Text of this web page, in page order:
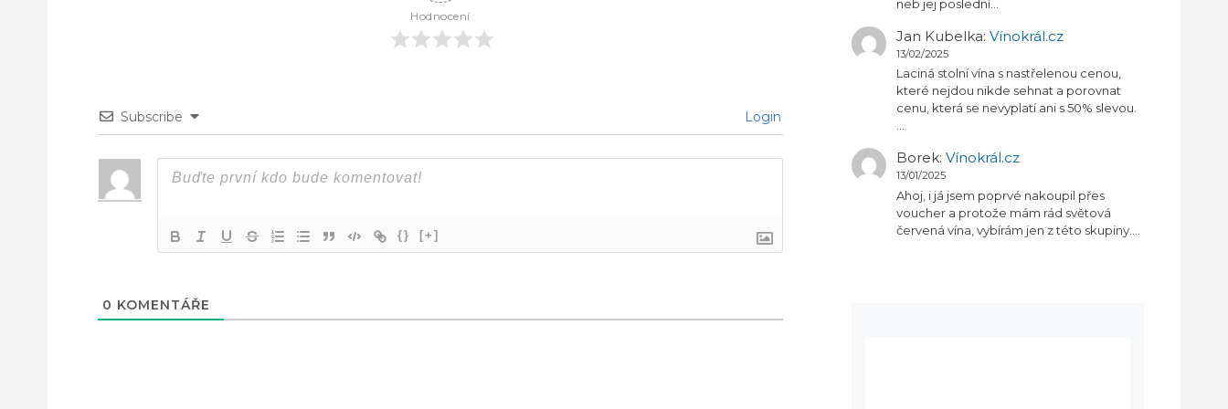
Hodnocení
Subscribe Login
{} [+]
0 KOMENTÁŘE
neb jej poslední…
Jan Kubelka: Vínokrál.cz
13/02/2025
Laciná stolní vína s nastřelenou cenou,
které nejdou nikde sehnat a porovnat
cenu, která se nevyplatí ani s 50% slevou.
…
Borek: Vínokrál.cz
13/01/2025
Ahoj, i já jsem poprvé nakoupil přes
voucher a protože mám rád světová
červená vína, vybírám jen z této skupiny.…